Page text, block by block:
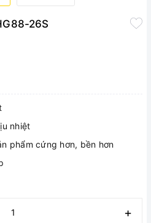
26S
nhiệt
phẩm cứng hơn, bền hơn
+